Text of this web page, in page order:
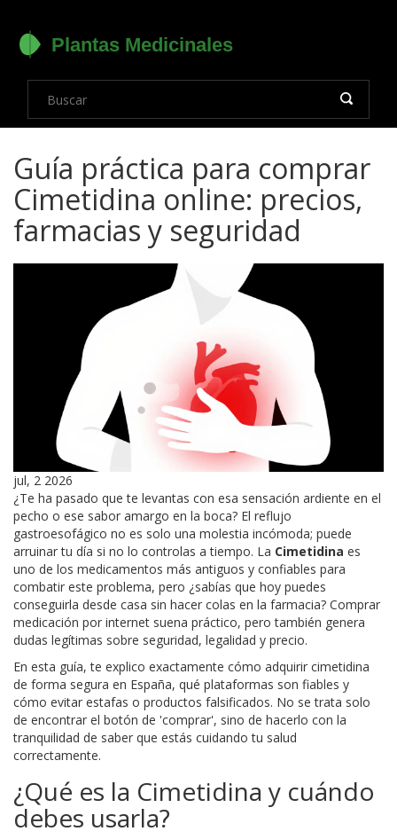
Guía práctica para comprar
Cimetidina online: precios,
farmacias y seguridad
jul, 2 2026
¿Te ha pasado que te levantas con esa sensación ardiente en el
pecho o ese sabor amargo en la boca? El reflujo
gastroesofágico no es solo una molestia incómoda; puede
arruinar tu día si no lo controlas a tiempo. La Cimetidina es
uno de los medicamentos más antiguos y confiables para
combatir este problema, pero ¿sabías que hoy puedes
conseguirla desde casa sin hacer colas en la farmacia? Comprar
medicación por internet suena práctico, pero también genera
dudas legítimas sobre seguridad, legalidad y precio.
En esta guía, te explico exactamente cómo adquirir cimetidina
de forma segura en España, qué plataformas son fiables y
cómo evitar estafas o productos falsificados. No se trata solo
de encontrar el botón de 'comprar', sino de hacerlo con la
tranquilidad de saber que estás cuidando tu salud
correctamente.
¿Qué es la Cimetidina y cuándo
debes usarla?